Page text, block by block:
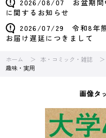
2026/08/07 お盆期間
に関するお知らせ
2026/07/29 令和8年熊
お届け遅延につきまして
ホーム 本・コミック・雑誌
趣味・実用
画像タ